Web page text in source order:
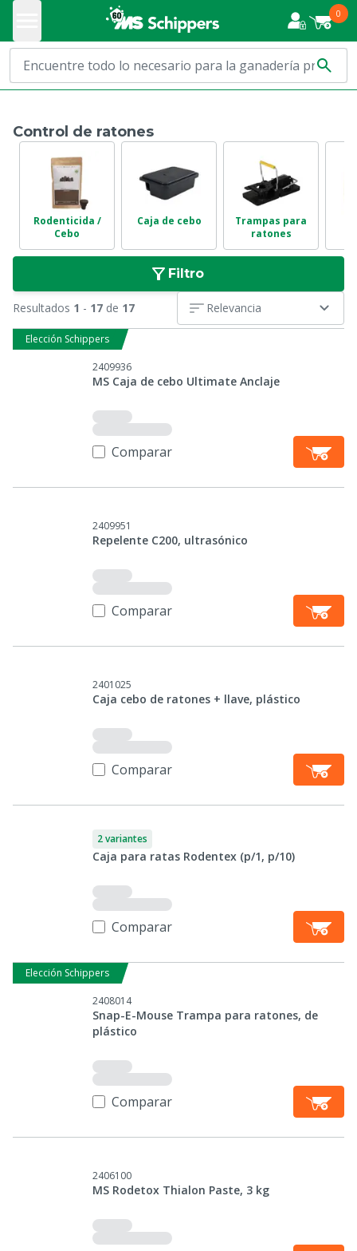
0
Control de ratones
Rodenticida /
Cebo
Caja de cebo
Trampas para
ratones
Filtro
Resultados 1 - 17 de 17 Relevancia
Elección Schippers
2409936
MS Caja de cebo Ultimate Anclaje
Comparar
2409951
Repelente C200, ultrasónico
Comparar
2401025
Caja cebo de ratones + llave, plástico
Comparar
2 variantes
Caja para ratas Rodentex (p/1, p/10)
Comparar
Elección Schippers
2408014
Snap-E-Mouse Trampa para ratones, de
plástico
Comparar
2406100
MS Rodetox Thialon Paste, 3 kg